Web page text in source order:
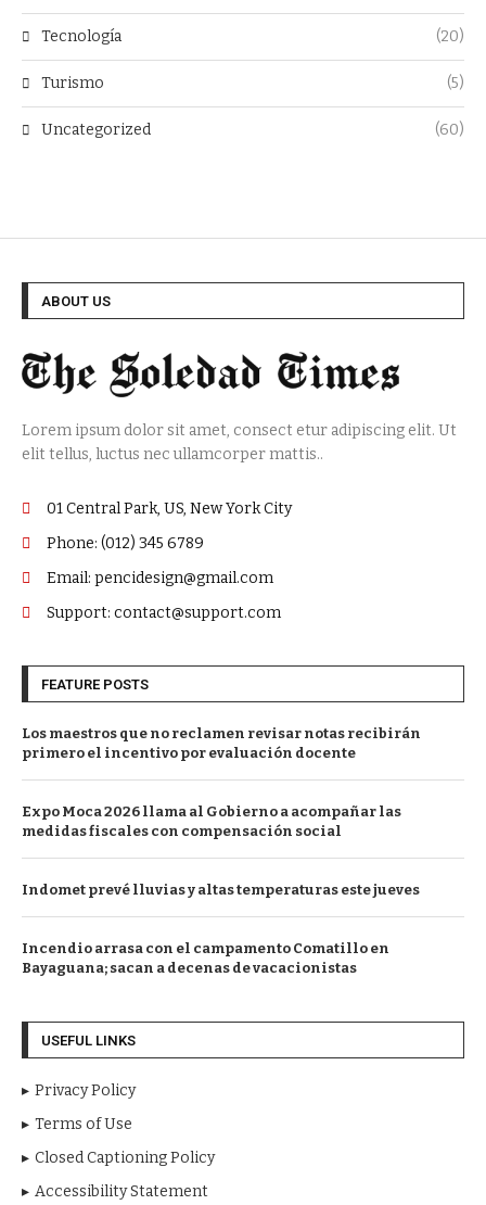
Tecnología (20)
Turismo (5)
Uncategorized (60)
ABOUT US
Lorem ipsum dolor sit amet, consect etur adipiscing elit. Ut
elit tellus, luctus nec ullamcorper mattis..
01 Central Park, US, New York City
Phone: (012) 345 6789
Email: pencidesign@gmail.com
Support: contact@support.com
FEATURE POSTS
Los maestros que no reclamen revisar notas recibirán
primero el incentivo por evaluación docente
Expo Moca 2026 llama al Gobierno a acompañar las
medidas fiscales con compensación social
Indomet prevé lluvias y altas temperaturas este jueves
Incendio arrasa con el campamento Comatillo en
Bayaguana; sacan a decenas de vacacionistas
USEFUL LINKS
Privacy Policy
Terms of Use
Closed Captioning Policy
Accessibility Statement